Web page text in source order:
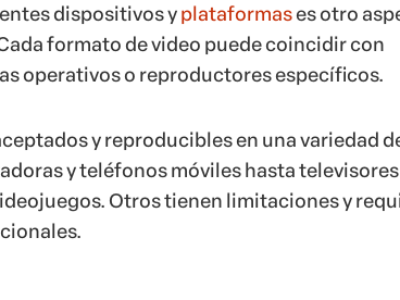
dispositivos yplataformases otro
formato de video puede coincidir con
operativos o reproductores específicos.
y reproducibles en una variedad
y teléfonos móviles hasta televisores
Otros tienen limitaciones y